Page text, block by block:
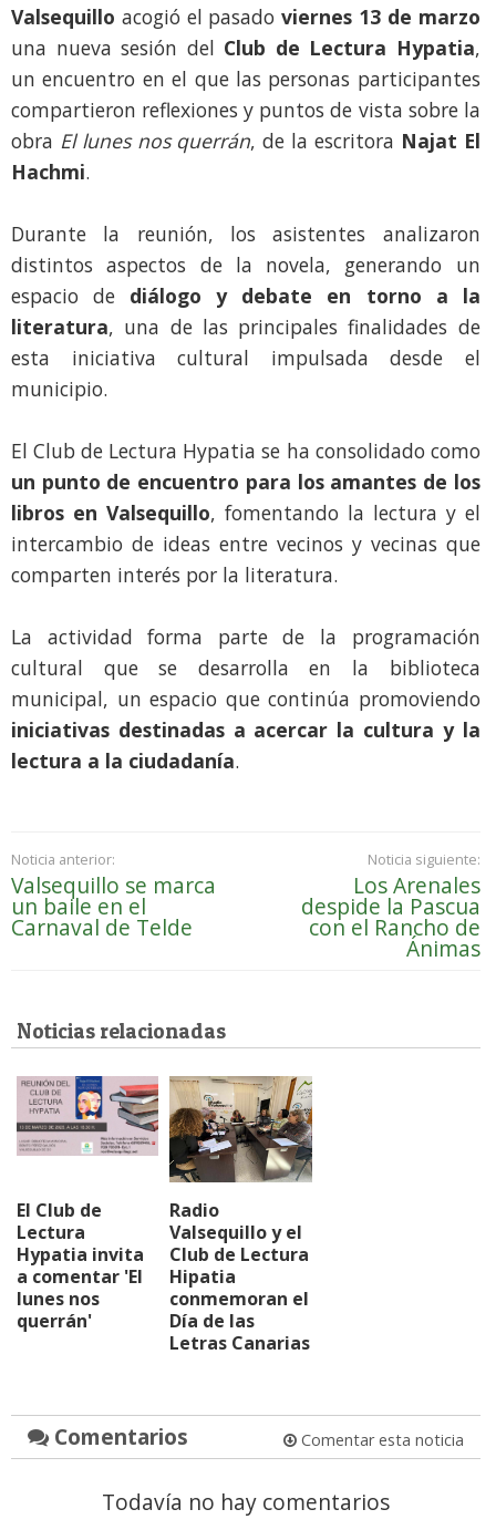
Valsequillo acogió el pasadoviernes 13 de marzo
una nueva sesión del Club de Lectura Hypatia,
un encuentro en el que las personas participantes
compartieron reflexiones y puntos de vista sobre la
obra El lunes nos querrán, de la escritora Najat El
Hachmi.
Durante la reunión, los asistentes analizaron
distintos aspectos de la novela, generando un
espacio de diálogo y debate en torno a la
literatura, una de las principales finalidades de
esta iniciativa cultural impulsada desde el
municipio.
El Club de Lectura Hypatia se ha consolidado como
un punto de encuentro para los amantes de los
libros en Valsequillo, fomentando la lectura y el
intercambio de ideas entre vecinos y vecinas que
comparten interés por la literatura.
La actividad forma parte de la programación
cultural que se desarrolla en la biblioteca
municipal, un espacio que continúa promoviendo
iniciativas destinadas a acercar la cultura y la
lectura a la ciudadanía.
Noticia anterior:
Valsequillo se marca
un baile en el
Carnaval de Telde
Noticia siguiente:
Los Arenales
despide la Pascua
con el Rancho de
Ánimas
Noticias relacionadas
El Club de
Lectura
Hypatia invita
a comentar 'El
lunes nos
querrán'
Radio
Valsequillo y el
Club de Lectura
Hipatia
conmemoran el
Día de las
Letras Canarias
Comentarios Comentar esta noticia
Todavía no hay comentarios